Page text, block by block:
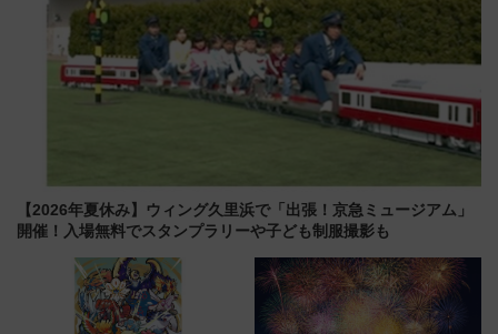
【2026年夏休み】ウィング久里浜で「出張！京急ミュージアム」
開催！入場無料でスタンプラリーや子ども制服撮影も